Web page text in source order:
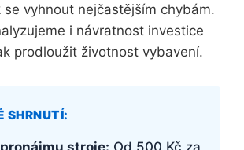
se vyhnout nejčastějším chybám.
i návratnost investice
prodloužit životnost vybavení.
stroje: Od 500 Kč za